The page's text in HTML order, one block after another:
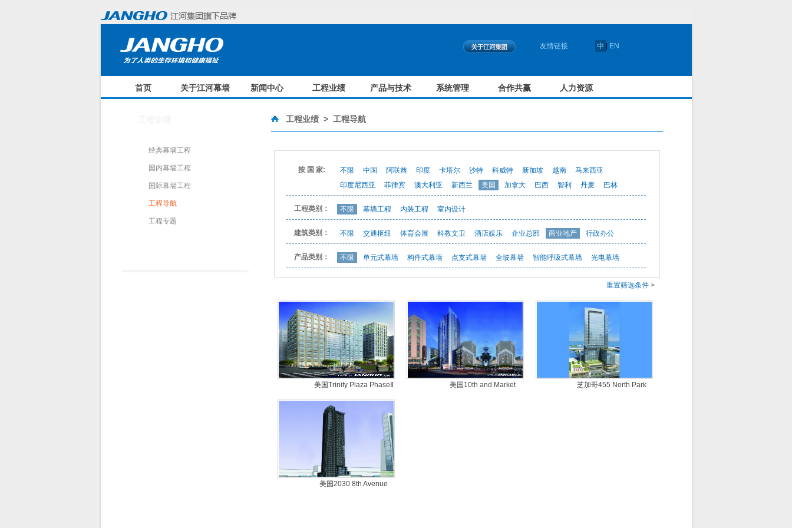
友情链接 中 EN
首页 关于江河幕墙 新闻中心 工程业绩 产品与技术 系统管理 合作共赢 人力资源
经典幕墙工程
国内幕墙工程
国际幕墙工程
工程导航
工程专题
工程业绩> 工程导航
按 国 家: 不限 中国 阿联酋 印度 卡塔尔 沙特 科威特 新加坡 越南
马来西亚
印度尼西亚
菲律宾 澳大利亚 新西兰 美国 加拿大 巴西 智利 丹麦 巴林
工程类别： 不限 幕墙工程 内装工程 室内设计
建筑类别： 不限 交通枢纽 体育会展 科教文卫 酒店娱乐 企业总部 商业地产 行政办公
产品类别： 不限 单元式幕墙 构件式幕墙 点支式幕墙 全玻幕墙 智能呼吸式幕墙 光电幕墙
重置筛选条件>
美国Trinity Plaza PhaseⅡ 美国10th and Market
芝加哥455 North Park
美国2030 8th Avenue